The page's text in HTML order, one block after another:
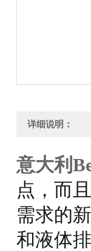
详细说明：
意大利
点，而
需求的
和液体